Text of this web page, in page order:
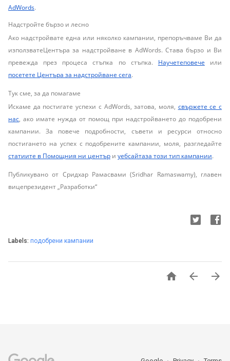
AdWords.
Надстройте бързо и лесно
Ако надстройвате една или няколко кампании, препоръчваме Ви да
използватеЦентъра за надстройване в AdWords. Става бързо и Ви
превежда през процеса стъпка по стъпка. Научетеповече или
посетете Центъра за надстройване сега.
Тук сме, за да помагаме
Искаме да постигате успехи с AdWords, затова, моля, свържете се с
нас, ако имате нужда от помощ при надстройването до подобрени
кампании. За повече подробности, съвети и ресурси относно
постигането на успех с подобрените кампании, моля, разгледайте
статиите в Помощния ни център и уебсайтаза този тип кампании.
Публикувано от Сридхар Рамасвами (Sridhar Ramaswamy), главен
вицепрезидент „Разработки“
Labels: подобрени кампании
  